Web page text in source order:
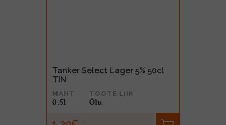
Tanker Select Lager 5% 50cl
TIN
MAHT
0.5l
TOOTE LIIK
Õlu